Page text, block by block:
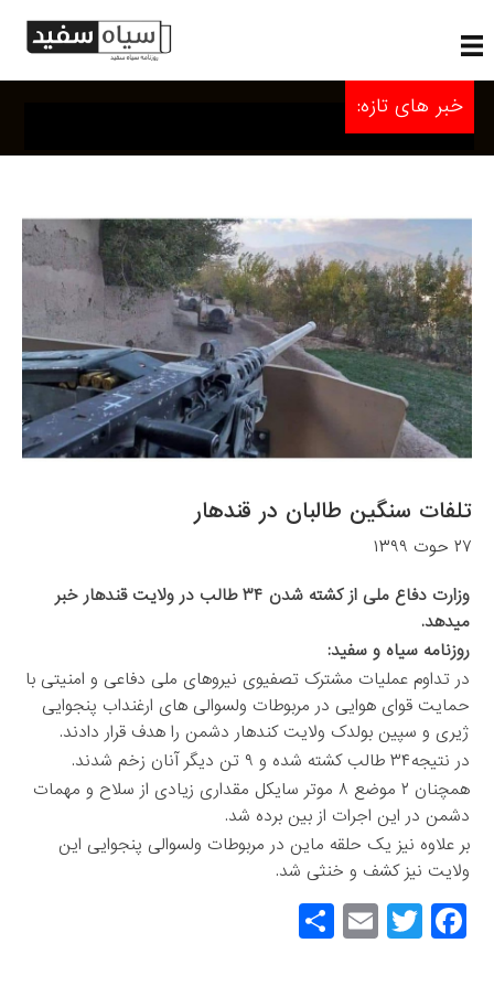
خبر های تازه:
تلفات سنگین طالبان در قندهار
۲۷ حوت ۱۳۹۹
وزارت دفاع ملی از کشته شدن ۳۴ طالب در ولایت قندهار خبر
میدهد.
روزنامه سیاه و سفید:
در تداوم عملیات مشترک تصفیوی نیروهای ملی دفاعی و امنیتی با
حمایت قوای هوایی در مربوطات ولسوالی های ارغنداب پنجوایی
ژیری و سپین بولدک ولایت کندهار دشمن را هدف قرار دادند.
در نتیجه۳۴ طالب کشته شده و ۹ تن دیگر آنان زخم شدند.
همچنان ۲ موضع ۸ موتر سایکل مقداری زیادی از سلاح و مهمات
دشمن در این اجرات از بین برده شد.
بر علاوه نیز یک حلقه ماین در مربوطات ولسوالی پنجوایی این
ولایت نیز کشف و خنثی شد.
F
a
T
wi
E
m